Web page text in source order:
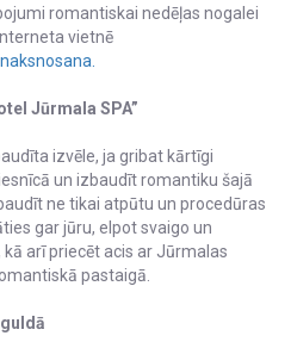
romantiskai nedēļas nogalei
vietnē
Jūrmala SPA”
izvēle, ja gribat kārtīgi
un izbaudīt romantiku šajā
ne tikai atpūtu un procedūras
gar jūru, elpot svaigo un
arī priecēt acis ar Jūrmalas
pastaigā.